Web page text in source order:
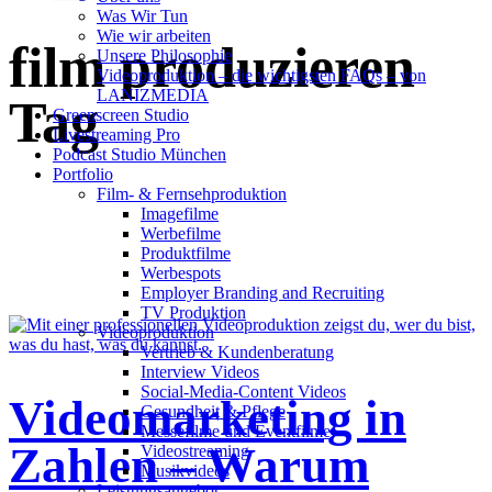
Was Wir Tun
Wie wir arbeiten
Unsere Philosophie
Videoproduktion – die wichtigsten FAQs – von
LANIZMEDIA
Greenscreen Studio
Livestreaming Pro
Podcast Studio München
Portfolio
Film- & Fernsehproduktion
Imagefilme
Werbefilme
Produktfilme
Werbespots
Employer Branding and Recruiting
TV Produktion
Videoproduktion
Vertrieb & Kundenberatung
Interview Videos
Social-Media-Content Videos
Gesundheit & Pflege
Mes­se­filme und Eventfilme
Video­strea­ming
Musikvideos
film produzieren
Tag
Videomarketing in
Zahlen – Warum